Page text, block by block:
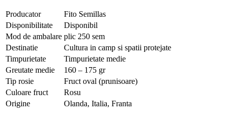
Producator
Fito Semillas
Disponibilitate
Disponibil
Mod de ambalare plic 250 sem
Destinatie
Cultura in camp si spatii protejate
Timpurietate
Timpurietate medie
Greutate medie
160 – 175 gr
Tip rosie
Fruct oval (prunisoare)
Culoare fruct
Rosu
Origine
Olanda, Italia, Franta